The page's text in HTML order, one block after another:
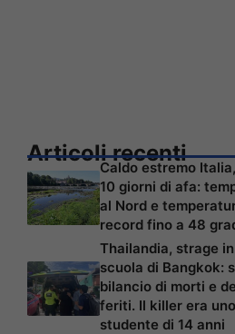
Articoli recenti
Caldo estremo
10 giorni di afa:
al Nord e
record fino a 48
Thailandia, strage
scuola di Bangkok:
bilancio di morti e
feriti. Il killer era uno
studente di 14 anni